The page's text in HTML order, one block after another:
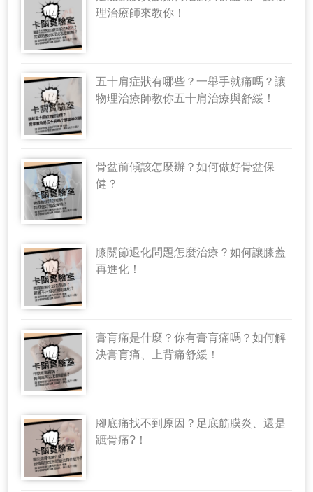
理治療師來教你！
五十肩症狀有哪些？一舉手就痛嗎？讓
物理治療師教你五十肩治療與舒緩！
骨盆前傾該怎麼辦？如何做好骨盆保
健？
膝關節退化問題怎麼治療？如何讓膝蓋
再進化！
膏肓痛是什麼？你有膏肓痛嗎？如何解
決膏肓痛、上背痛舒緩！
腳底痛找不到原因？足底筋膜炎、還是
蹠骨痛?！